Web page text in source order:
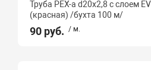
Труба PEX-a d20х2,8 с слоем
(красная) /бухта 100 м/
90 руб. / м.